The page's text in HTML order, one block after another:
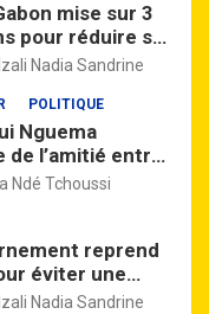
mise sur 3
pour réduire sa
Nadia Sandrine
POLITIQUE
Nguema
de l’amitié entre
Ndé Tchoussi
reprend
éviter une
Nadia Sandrine